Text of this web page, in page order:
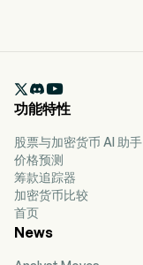

功能特性
股票与加密货币 AI 助手
价格预测
筹款追踪器
加密货币比较
首页
News